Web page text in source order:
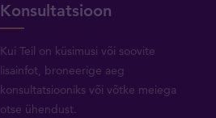
Konsultatsioon
Kui Teil on küsimusi või soovite
lisainfot, broneerige aeg
konsultatsiooniks või võtke meiega
otse ühendust.